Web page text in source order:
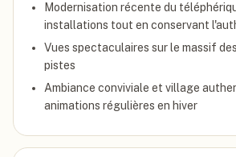
Modernisation récente du
installations tout en conservant
Vues spectaculaires sur le massif
pistes
Ambiance conviviale et village
animations régulières en hiver